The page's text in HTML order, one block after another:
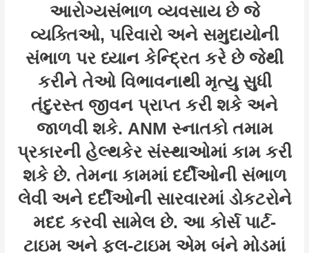
આરોગ્યસંભાળ વ્યવસાય છે જે
વ્યક્તિઓ, પરિવારો અને સમુદાયોની
સંભાળ પર ધ્યાન કેન્દ્રિત કરે છે જેથી
કરીને તેઓ વિભાવનાથી મૃત્યુ સુધી
તંદુરસ્ત જીવન પ્રાપ્ત કરી શકે અને
જાળવી શકે. ANM સ્નાતકો તમામ
પ્રકારની હેલ્થકેર સંસ્થાઓમાં કામ કરી
શકે છે. તેમના કામમાં દર્દીઓની સંભાળ
લેવી અને દર્દીઓની સારવારમાં ડોકટરોને
મદદ કરવી સામેલ છે. આ કોર્સ પાર્ટ-
ટાઇમ અને ફુલ-ટાઇમ એમ બંને મોડમાં